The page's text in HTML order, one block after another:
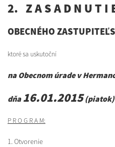
2. Z A S A D N U T I
OBECNÉHO
ktoré sa uskutoční
na Obecnom úrade v
dňa 16.01.2015
P R O G R A M:
1. Otvorenie